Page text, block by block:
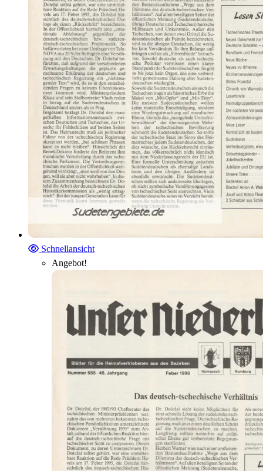
Schnellansicht
Angebot!